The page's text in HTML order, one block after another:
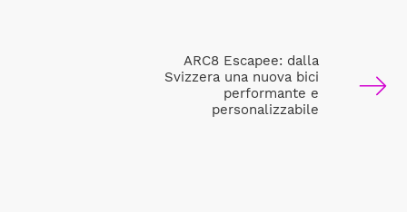
ARC8 Escapee: dalla
Svizzera una nuova bici
performante e
personalizzabile